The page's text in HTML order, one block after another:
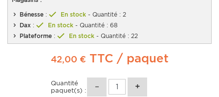
Bénesse : En stock - Quantité : 2
Dax : En stock - Quantité : 68
Plateforme : En stock - Quantité : 22
42,00 € TTC / paquet
Quantité
paquet(s) :